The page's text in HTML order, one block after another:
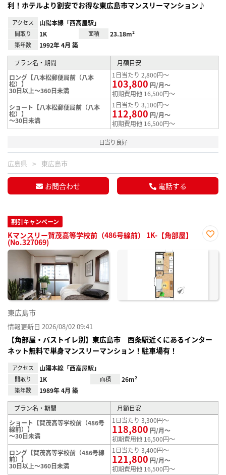
利！ホテルより割安でお得な東広島市マンスリーマンション♪
アクセス 山陽本線「西高屋駅」
間取り 1K 面積 23.18m²
築年数 1992年 4月 築
プラン名・期間
月額目安
ロング【八本松郵便局前（八本
松）】
30日以上～360日未満
1日当たり 2,800円～
103,800 円/月～
初期費用他 16,500円～
ショート【八本松郵便局前（八本
松）】
～30日未満
1日当たり 3,100円～
112,800 円/月～
初期費用他 16,500円～
日当り良好
広島県 東広島市
お問合わせ 電話する
割引キャンペーン
Kマンスリー賀茂高等学校前（486号線前） 1K-【角部屋】
(No.327069)
に入
東広島市
情報更新日 2026/08/02 09:41
【角部屋・バストイレ別】東広島市 西条駅近くにあるインター
ネット無料で単身マンスリーマンション！駐車場有！
アクセス 山陽本線「西高屋駅」
間取り 1K 面積 26m²
築年数 1989年 4月 築
プラン名・期間
月額目安
ショート【賀茂高等学校前（486号
線前）】
～30日未満
1日当たり 3,300円～
118,800 円/月～
初期費用他 16,500円～
ロング【賀茂高等学校前（486号線
前）】
30日以上～360日未満
1日当たり 3,400円～
121,800 円/月～
初期費用他 16,500円～